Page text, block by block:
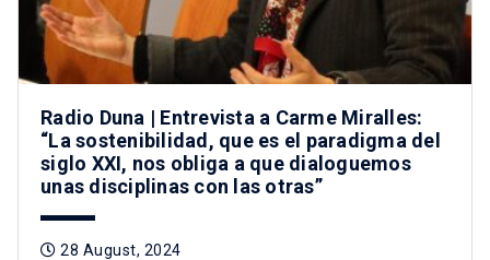
Radio Duna | Entrevista a Carme Miralles:
“La sostenibilidad, que es el paradigma del
siglo XXI, nos obliga a que dialoguemos
unas disciplinas con las otras”
28 August, 2024